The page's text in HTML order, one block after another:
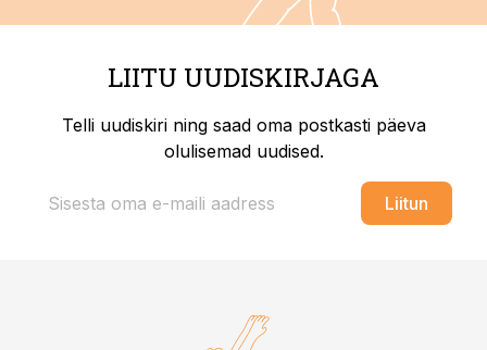
LIITU UUDISKIRJAGA
Telli uudiskiri ning saad oma postkasti päeva
olulisemad uudised.
Liitun